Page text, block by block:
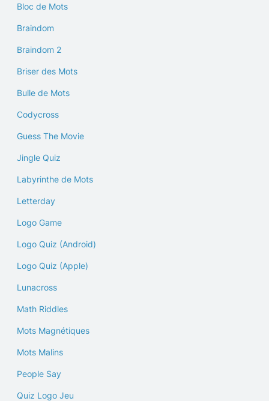
Bloc de Mots
Braindom
Braindom 2
Briser des Mots
Bulle de Mots
Codycross
Guess The Movie
Jingle Quiz
Labyrinthe de Mots
Letterday
Logo Game
Logo Quiz (Android)
Logo Quiz (Apple)
Lunacross
Math Riddles
Mots Magnétiques
Mots Malins
People Say
Quiz Logo Jeu